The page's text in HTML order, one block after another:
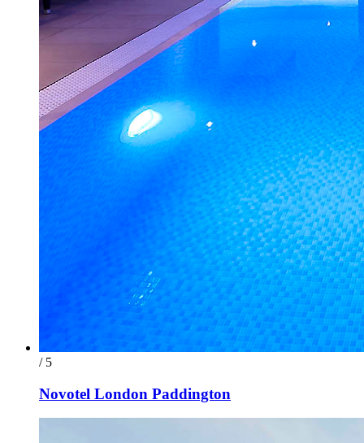
/ 5
Novotel London Paddington